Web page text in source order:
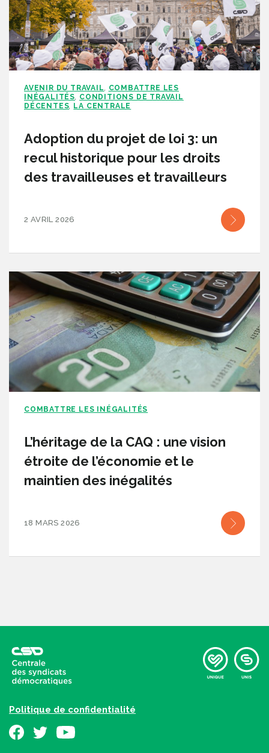
AVENIR DU TRAVAIL
COMBATTRE LES
INÉGALITÉS CONDITIONS DE TRAVAIL
DÉCENTES
LA CENTRALE
Adoption du projet de loi 3: un
recul historique pour les droits
des travailleuses et travailleurs
2 AVRIL 2026
COMBATTRE LES INÉGALITÉS
L’héritage de la CAQ : une vision
étroite de l’économie et le
maintien des inégalités
18 MARS 2026
Politique de confidentialité